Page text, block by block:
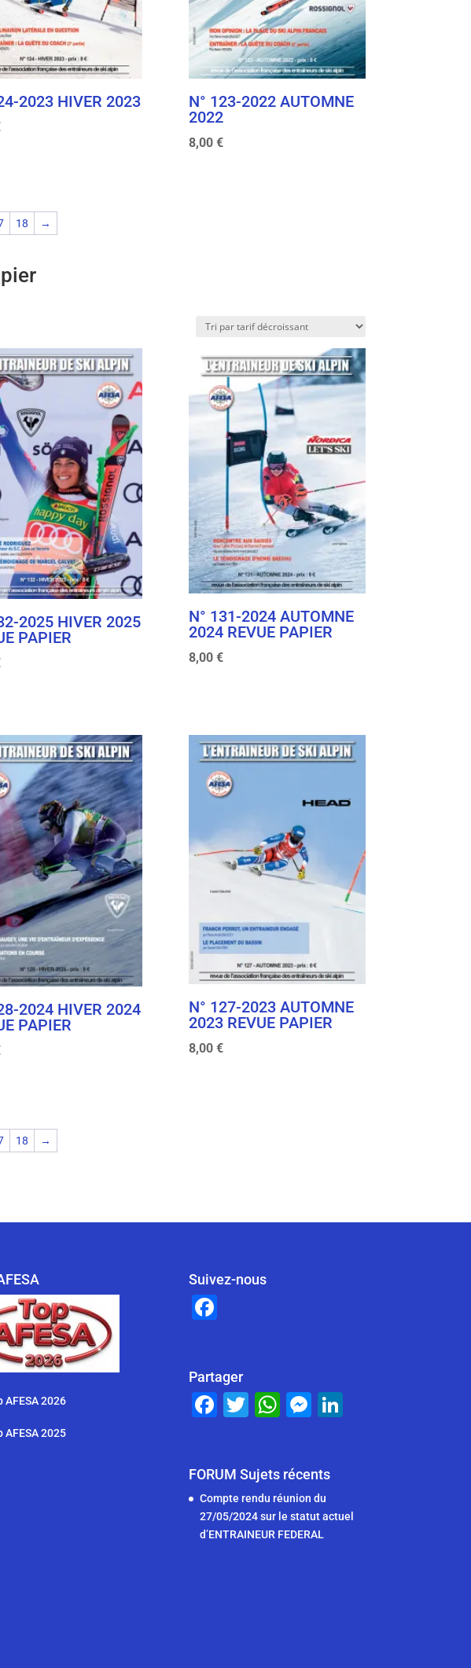
2023 HIVER 2023
N° 123-2022 AUTOMNE
2022
8,00€
18 →
2025 HIVER 2025
PAPIER
N° 131-2024 AUTOMNE
2024 REVUE PAPIER
8,00€
2024 HIVER 2024
PAPIER
N° 127-2023 AUTOMNE
2023 REVUE PAPIER
8,00€
18 →
AFESA 2026
AFESA 2025
Suivez-nous
e
b
k
Partager
F
e
b
o
T
er
W
s
A
p
M
e
n
g
dI
n
FORUM Sujets récents
Compte rendu réunion du
27/05/2024 sur le statut actuel
d’ENTRAINEUR FEDERAL